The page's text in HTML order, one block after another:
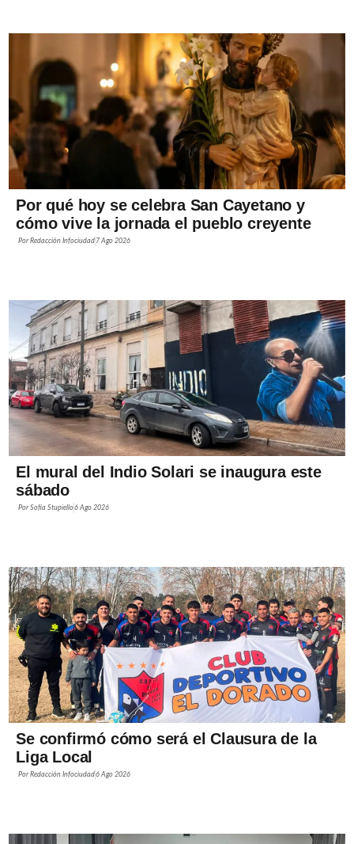
Por qué hoy se celebra San Cayetano y
cómo vive la jornada el pueblo creyente
PorRedacción Infociudad 7 Ago 2026
El mural del Indio Solari se inaugura este
sábado
PorSofía Stupiello6 Ago 2026
Se confirmó cómo será el Clausura de la
Liga Local
PorRedacción Infociudad6 Ago 2026